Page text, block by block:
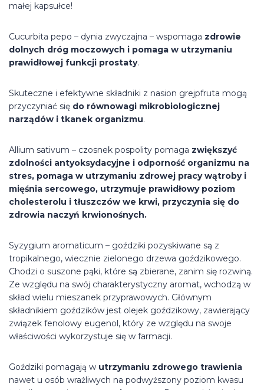
małej kapsułce!
Cucurbita pepo – dynia zwyczajna – wspomaga zdrowie
dolnych dróg moczowych i pomaga w utrzymaniu
prawidłowej funkcji prostaty.
Skuteczne i efektywne składniki z nasion grejpfruta mogą
przyczyniać się do równowagi mikrobiologicznej
narządów i tkanek organizmu.
Allium sativum – czosnek pospolity pomaga zwiększyć
zdolności antyoksydacyjne i odporność organizmu na
stres, pomaga w utrzymaniu zdrowej pracy wątroby i
mięśnia sercowego, utrzymuje prawidłowy poziom
cholesterolu i tłuszczów we krwi, przyczynia się do
zdrowia naczyń krwionośnych.
Syzygium aromaticum – goździki pozyskiwane są z
tropikalnego, wiecznie zielonego drzewa goździkowego.
Chodzi o suszone pąki, które są zbierane, zanim się rozwiną.
Ze względu na swój charakterystyczny aromat, wchodzą w
skład wielu mieszanek przyprawowych. Głównym
składnikiem goździków jest olejek goździkowy, zawierający
związek fenolowy eugenol, który ze względu na swoje
właściwości wykorzystuje się w farmacji.
Goździki pomagają w utrzymaniu zdrowego trawienia
nawet u osób wrażliwych na podwyższony poziom kwasu